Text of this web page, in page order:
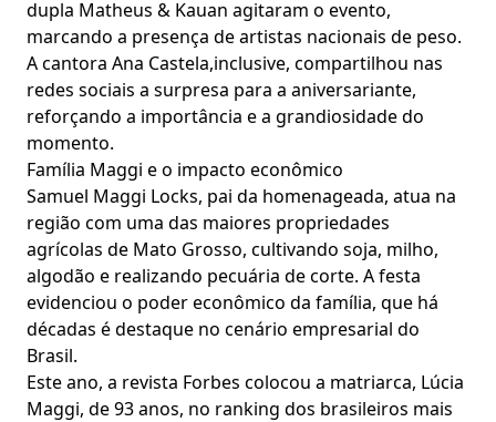
dupla Matheus & Kauan agitaram o evento,
marcando a presença de artistas nacionais de peso.
A cantora Ana Castela,inclusive, compartilhou nas
redes sociais a surpresa para a aniversariante,
reforçando a importância e a grandiosidade do
momento.
Família Maggi e o impacto econômico
Samuel Maggi Locks, pai da homenageada, atua na
região com uma das maiores propriedades
agrícolas de Mato Grosso, cultivando soja, milho,
algodão e realizando pecuária de corte. A festa
evidenciou o poder econômico da família, que há
décadas é destaque no cenário empresarial do
Brasil.
Este ano, a revista Forbes colocou a matriarca, Lúcia
Maggi, de 93 anos, no ranking dos brasileiros mais